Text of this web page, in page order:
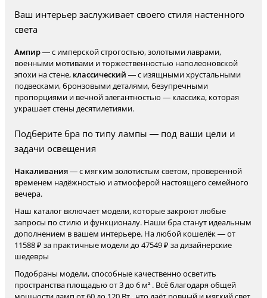
Ваш интерьер заслуживает своего стиля настенного
света
Ампир— с имперской строгостью, золотыми лаврами,
военными мотивами и торжественностью наполеоновской
эпохи на стене, классический — с изящными хрустальными
подвесками, бронзовыми деталями, безупречными
пропорциями и вечной элегантностью — классика, которая
украшает стены десятилетиями.
Подберите бра по типу лампы — под ваши цели и
задачи освещения
Накаливания— с мягким золотистым светом, проверенной
временем надёжностью и атмосферой настоящего семейного
вечера.
Наш каталог включает модели, которые закроют любые
запросы по стилю и функционалу. Наши бра станут идеальным
дополнением в вашем интерьере. На любой кошелёк — от
11588 ₽ за практичные модели до 47549 ₽ за дизайнерские
шедевры
Подобраны модели, способные качественно осветить
пространства площадью от 3 до 6 м² . Всё благодаря общей